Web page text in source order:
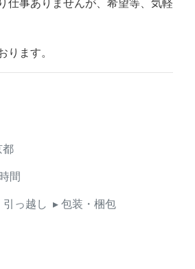
仕事ありませんが、希望等、気軽
ります。
都
時間
引っ越し ▸ 包装・梱包